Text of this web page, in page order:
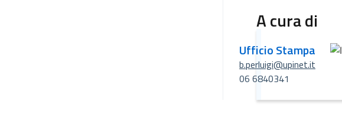
A cura di
Ufficio Stampa
b.perluigi@upinet.it
06 6840341